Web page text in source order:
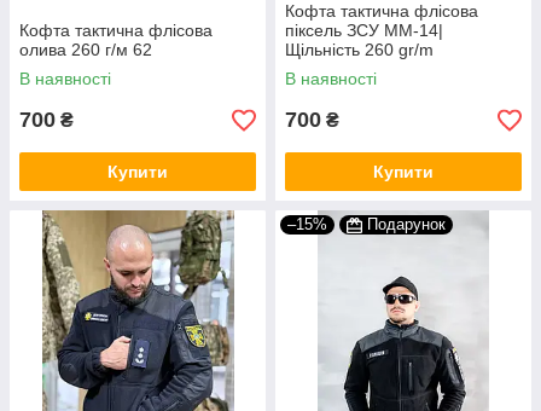
Кофта тактична флісова
олива 260 г/м 62
В наявності
700 ₴
Купити
Кофта тактична флісова
піксель ЗСУ ММ-14|
Щільність 260 gr/m
В наявності
700 ₴
Купити
–15% Подарунок